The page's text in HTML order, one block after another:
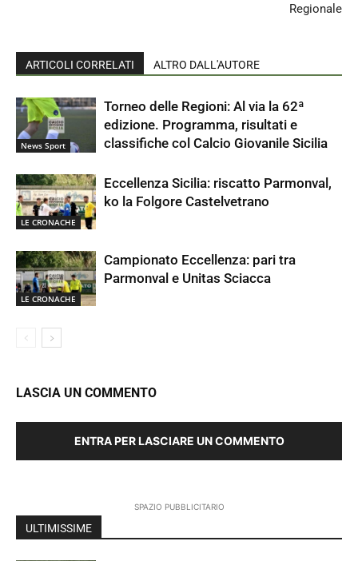
Regionale
ARTICOLI CORRELATI ALTRO DALL'AUTORE
News Sport
Torneo delle Regioni: Al via la 62ª
edizione. Programma, risultati e
classifiche col Calcio Giovanile Sicilia
LE CRONACHE
Eccellenza Sicilia: riscatto Parmonval,
ko la Folgore Castelvetrano
LE CRONACHE
Campionato Eccellenza: pari tra
Parmonval e Unitas Sciacca
LASCIA UN COMMENTO
ENTRA PER LASCIARE UN COMMENTO
SPAZIO PUBBLICITARIO
ULTIMISSIME